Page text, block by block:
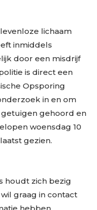
lichaam
inmiddels
door een misdrijf
is direct een
Opsporing
in en om
gehoord en
woensdag 10
gezien.
houdt zich bezig
graag in contact